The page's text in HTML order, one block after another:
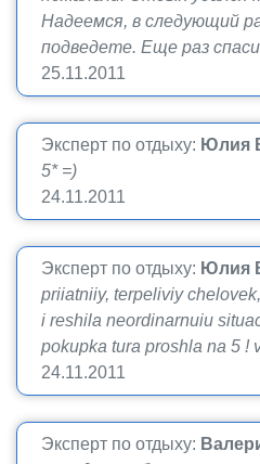
Надеемся, в следующий
подведете. Еще раз
25.11.2011
Эксперт по отдыху: Юлия
5* =)
24.11.2011
Эксперт по отдыху: Юлия
priiatniiy, terpeliviy
i reshila neordinarnuiu
pokupka tura proshla na 5 !
24.11.2011
Эксперт по отдыху: